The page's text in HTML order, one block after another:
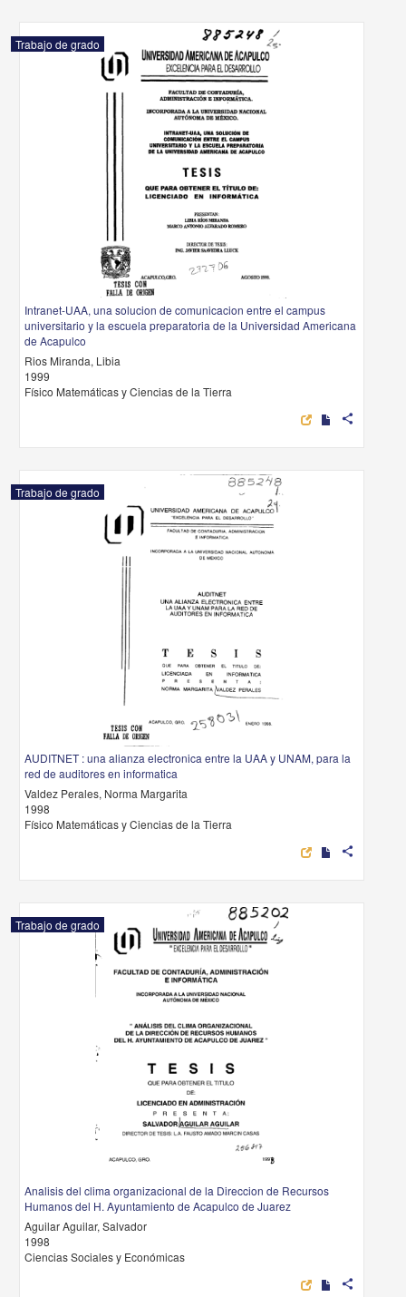
Trabajo de grado
Intranet-UAA, una solucion de comunicacion entre el campus
universitario y la escuela preparatoria de la Universidad Americana
de Acapulco
Rios Miranda, Libia
1999
Físico Matemáticas y Ciencias de la Tierra
share
Trabajo de grado
AUDITNET : una alianza electronica entre la UAA y UNAM, para la
red de auditores en informatica
Valdez Perales, Norma Margarita
1998
Físico Matemáticas y Ciencias de la Tierra
share
Trabajo de grado
Analisis del clima organizacional de la Direccion de Recursos
Humanos del H. Ayuntamiento de Acapulco de Juarez
Aguilar Aguilar, Salvador
1998
Ciencias Sociales y Económicas
share